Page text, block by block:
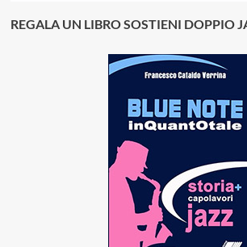
REGALA UN LIBRO SOSTIENI DOPPIO